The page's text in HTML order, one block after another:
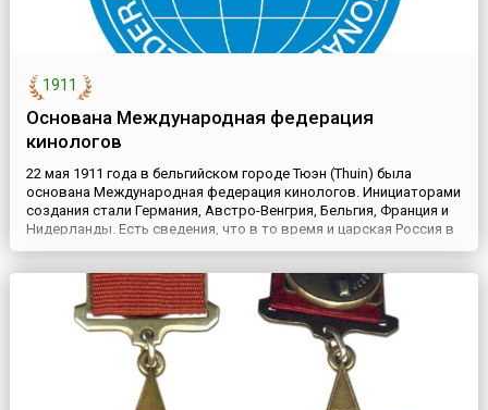
1911
Основана Международная федерация
кинологов
22 мая 1911 года в бельгийском городе Тюэн (Thuin) была
основана Международная федерация кинологов. Инициаторами
создания стали Германия, Австро-Венгрия, Бельгия, Франция и
Нидерланды. Есть сведения, что в то время и царская Россия в
лице Императорского общества правильной охоты также
интеграции. Однако в связи с политической обстановкой Россия